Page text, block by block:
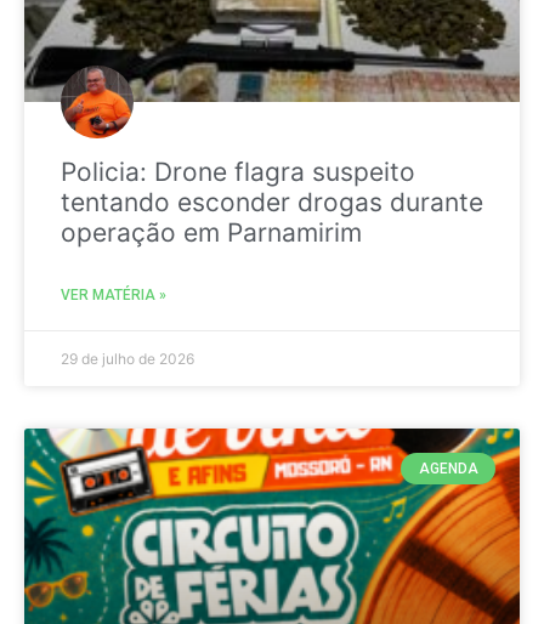
Policia: Drone flagra suspeito
tentando esconder drogas durante
operação em Parnamirim
VER MATÉRIA »
29 de julho de 2026
AGENDA